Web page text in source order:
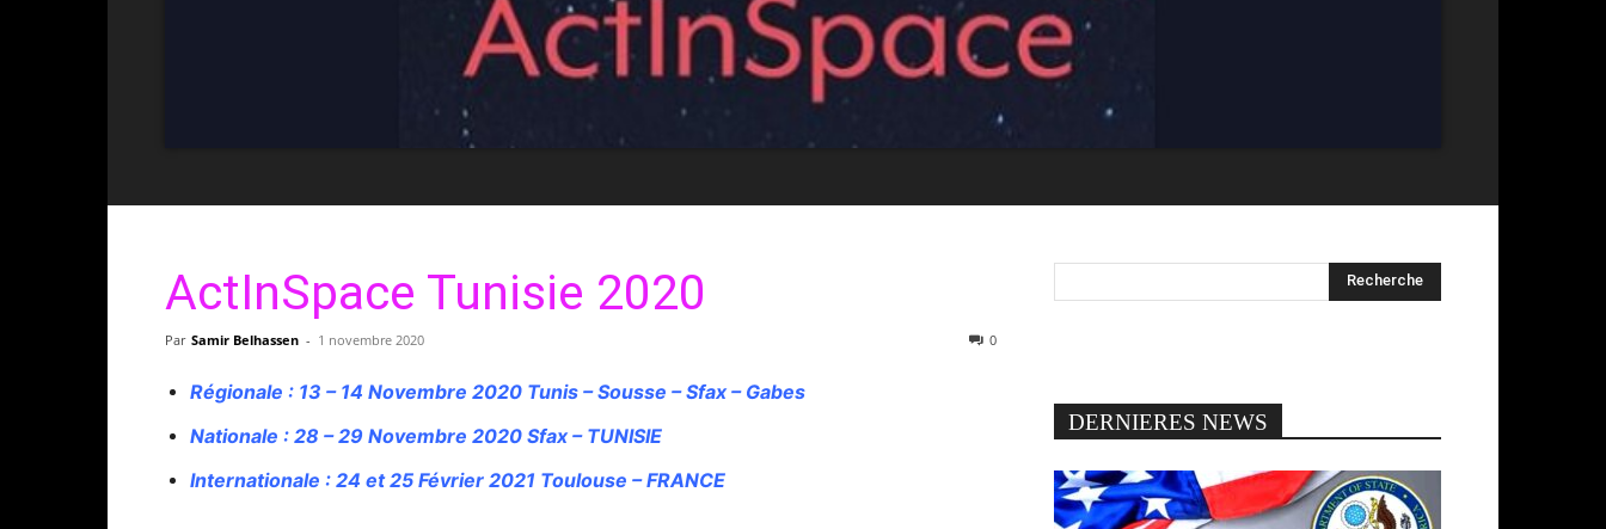
ActInSpace Tunisie 2020
Par Samir Belhassen - 1 novembre 2020 0
Régionale : 13 – 14 Novembre 2020 Tunis – Sousse – Sfax – Gabes
Nationale : 28 – 29 Novembre 2020 Sfax – TUNISIE
Internationale : 24 et 25 Février 2021 Toulouse – FRANCE
DERNIERES NEWS